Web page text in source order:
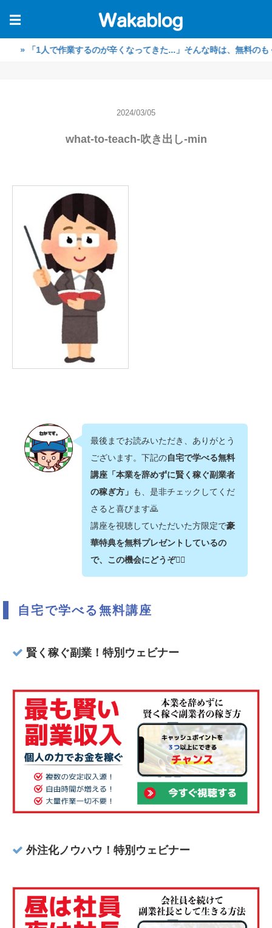
☰
で作業するのが辛くなってきた...」そんな時は、無料のもくもく作
2024/03/05
what-to-teach-吹き出し-min
最後までお読みいただき、ありがとう
ございます。下記の自宅で学べる無料
講座「本業を辞めずに賢く稼ぐ副業者
の稼ぎ方」 も、是非チェックしてくだ
さると喜びます🙇‍
講座を視聴していただいた方限定で豪
華特典を無料プレゼントしているの
で、この機会にどうぞ💁‍♂️
自宅で学べる無料講座
賢く稼ぐ副業！特別ウェビナー
外注化ノウハウ！特別ウェビナー